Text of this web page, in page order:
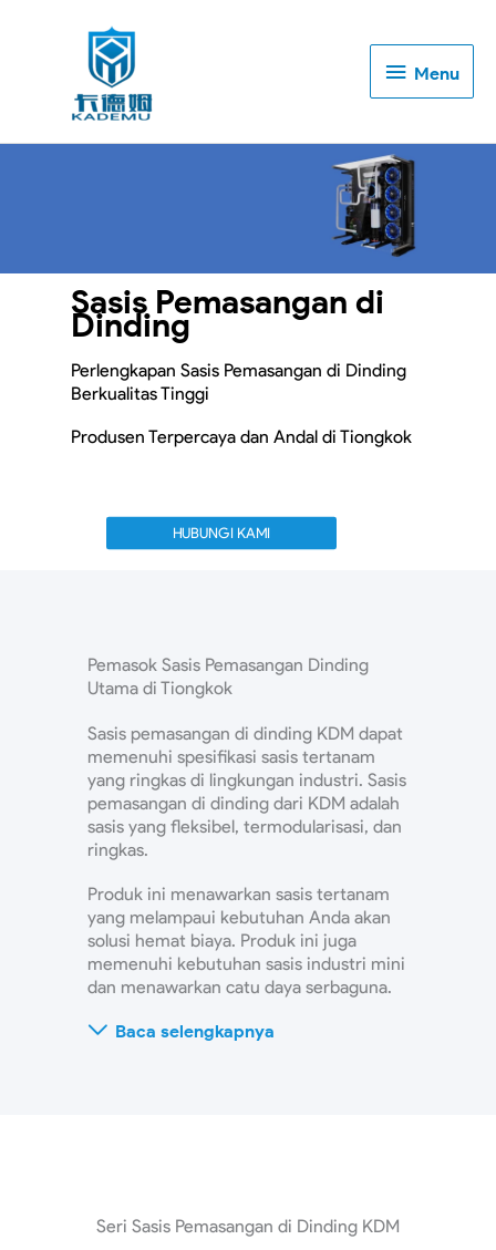
Menu
Menu
Sasis Pemasangan di
Dinding
Perlengkapan Sasis Pemasangan di Dinding
Berkualitas Tinggi
Produsen Terpercaya dan Andal di Tiongkok
HUBUNGI KAMI
Pemasok Sasis Pemasangan Dinding
Utama di Tiongkok
Sasis pemasangan di dinding KDM dapat
memenuhi spesifikasi sasis tertanam
yang ringkas di lingkungan industri. Sasis
pemasangan di dinding dari KDM adalah
sasis yang fleksibel, termodularisasi, dan
ringkas.
Produk ini menawarkan sasis tertanam
yang melampaui kebutuhan Anda akan
solusi hemat biaya. Produk ini juga
memenuhi kebutuhan sasis industri mini
dan menawarkan catu daya serbaguna.
Baca selengkapnya
Seri Sasis Pemasangan di Dinding KDM